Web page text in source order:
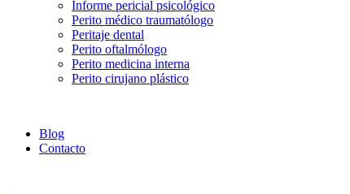
Informe pericial psicológico
Perito médico traumatólogo
Peritaje dental
Perito oftalmólogo
Perito medicina interna
Perito cirujano plástico
Blog
Contacto